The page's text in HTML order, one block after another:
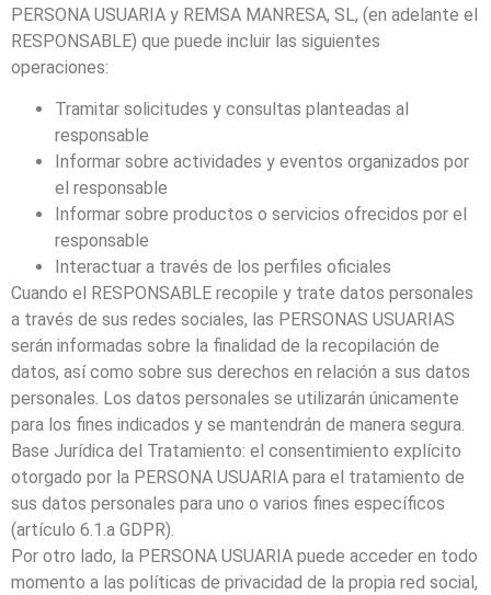
PERSONA USUARIA y REMSA MANRESA, SL, (en adelante el
RESPONSABLE) que puede incluir las siguientes
operaciones:
Tramitar solicitudes y consultas planteadas al
responsable
Informar sobre actividades y eventos organizados por
el responsable
Informar sobre productos o servicios ofrecidos por el
responsable
Interactuar a través de los perfiles oficiales
Cuando el RESPONSABLE recopile y trate datos personales
a través de sus redes sociales, las PERSONAS USUARIAS
serán informadas sobre la finalidad de la recopilación de
datos, así como sobre sus derechos en relación a sus datos
personales. Los datos personales se utilizarán únicamente
para los fines indicados y se mantendrán de manera segura.
Base Jurídica del Tratamiento: el consentimiento explícito
otorgado por la PERSONA USUARIA para el tratamiento de
sus datos personales para uno o varios fines específicos
(artículo 6.1.a GDPR).
Por otro lado, la PERSONA USUARIA puede acceder en todo
momento a las políticas de privacidad de la propia red social,